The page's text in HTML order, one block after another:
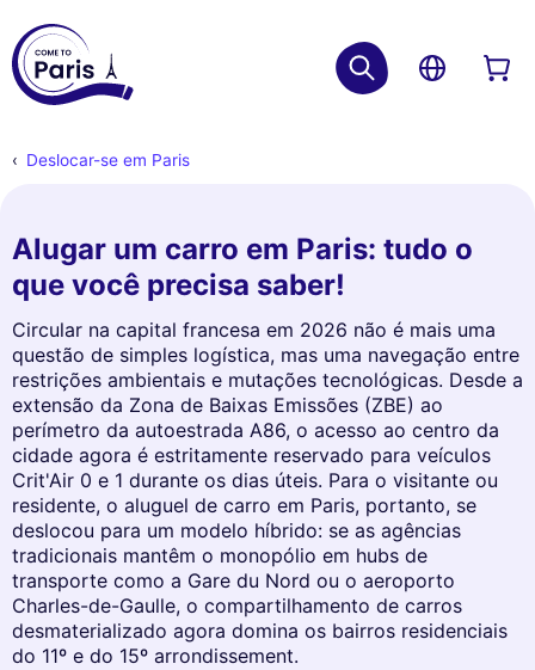
Deslocar-se em Paris
Alugar um carro em Paris: tudo o
que você precisa saber!
Circular na capital francesa em 2026 não é mais uma
questão de simples logística, mas uma navegação entre
restrições ambientais e mutações tecnológicas. Desde a
extensão da Zona de Baixas Emissões (ZBE) ao
perímetro da autoestrada A86, o acesso ao centro da
cidade agora é estritamente reservado para veículos
Crit'Air 0 e 1 durante os dias úteis. Para o visitante ou
residente, o aluguel de carro em Paris, portanto, se
deslocou para um modelo híbrido: se as agências
tradicionais mantêm o monopólio em hubs de
transporte como a Gare du Nord ou o aeroporto
Charles-de-Gaulle, o compartilhamento de carros
desmaterializado agora domina os bairros residenciais
do 11º e do 15º arrondissement.